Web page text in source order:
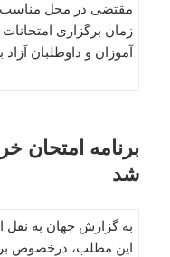
مقتضی در محل مناسب
زمان برگزاری
آموزان و داوطلبان آزاد
برنامه امتحان
شد
به گزارش جهان به نقل
این مطلب، درخصوص